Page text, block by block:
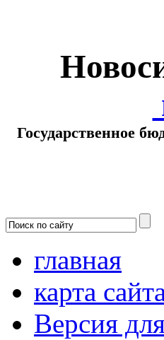
Государственное
главная
карта
Версия